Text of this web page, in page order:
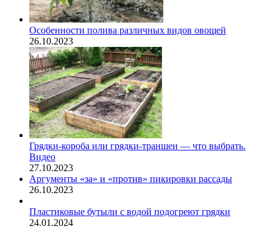
Особенности полива различных видов овощей
26.10.2023
Грядки-короба или грядки-траншеи — что выбрать.
Видео
27.10.2023
Аргументы «за» и «против» пикировки рассады
26.10.2023
Пластиковые бутыли с водой подогреют грядки
24.01.2024